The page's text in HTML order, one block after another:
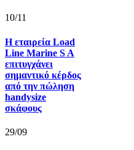
10/11
Η εταιρεία Load
Line Marine S A
επιτυγχάνει
σημαντικό κέρδος
από την πώληση
handysize
σκάφους
29/09